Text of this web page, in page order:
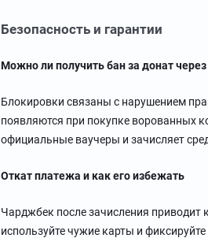
Безопасность и гарантии
Можно ли получить бан за донат
Блокировки связаны с нарушением
появляются при покупке ворованных
официальные ваучеры и зачисляет
Откат платежа и как его избежать
Чарджбек после зачисления приводит
используйте чужие карты и